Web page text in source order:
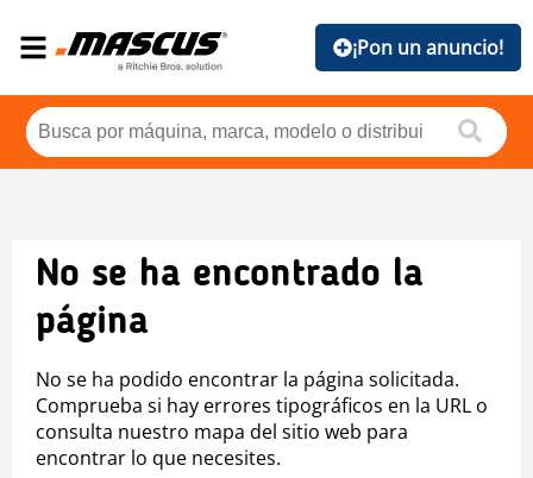
¡Pon un anuncio!
No se ha encontrado la
página
No se ha podido encontrar la página solicitada.
Comprueba si hay errores tipográficos en la URL o
consulta nuestro mapa del sitio web para
encontrar lo que necesites.